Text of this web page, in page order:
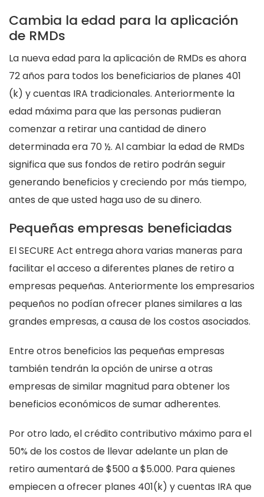
Cambia la edad para la aplicación
de RMDs
La nueva edad para la aplicación de RMDs es ahora
72 años para todos los beneficiarios de planes 401
(k) y cuentas IRA tradicionales. Anteriormente la
edad máxima para que las personas pudieran
comenzar a retirar una cantidad de dinero
determinada era 70 ½. Al cambiar la edad de RMDs
significa que sus fondos de retiro podrán seguir
generando beneficios y creciendo por más tiempo,
antes de que usted haga uso de su dinero.
Pequeñas empresas beneficiadas
El SECURE Act entrega ahora varias maneras para
facilitar el acceso a diferentes planes de retiro a
empresas pequeñas. Anteriormente los empresarios
pequeños no podían ofrecer planes similares a las
grandes empresas, a causa de los costos asociados.
Entre otros beneficios las pequeñas empresas
también tendrán la opción de unirse a otras
empresas de similar magnitud para obtener los
beneficios económicos de sumar adherentes.
Por otro lado, el crédito contributivo máximo para el
50% de los costos de llevar adelante un plan de
retiro aumentará de $500 a $5.000. Para quienes
empiecen a ofrecer planes 401(k) y cuentas IRA que